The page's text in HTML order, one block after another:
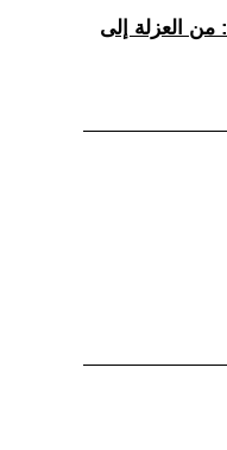
من العزلة إلى